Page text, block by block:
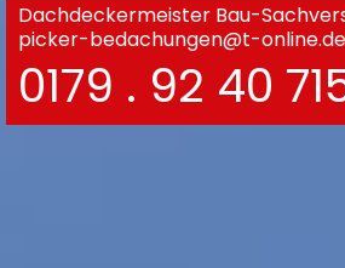
Dachdeckermeister Bau-
picker-bedachungen@t-online.de
0179 . 92 40